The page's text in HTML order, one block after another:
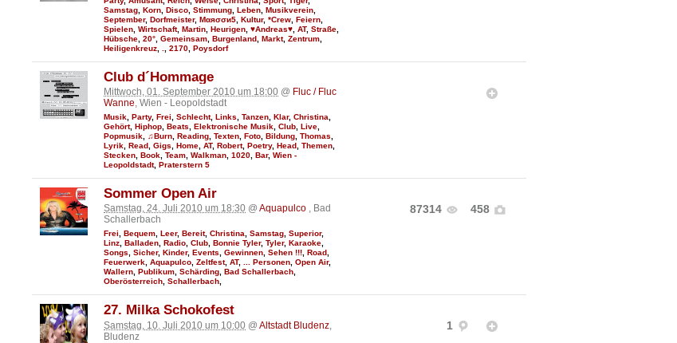
Samstag Korn Disco Stimmung Leben Musikverein
September, Dorfmeister, Мαяσσи5 Kultur, *Crew Feiern
Spielen Wirtschaft, Martin Heurigen ♥Andreas♥ AT, Straße
Hübsche 20° Gemeinsam Burgenland Markt, Zentrum
Heiligenkreuz
2170 Poysdorf
Club d´Hommage
Mittwoch, 01. September 2010 um 18:00 @ Fluc / Fluc
Wanne, Wien - Leopoldstadt
Musik Party, Frei Schlecht, Links Tanzen Klar, Christina
Gehört, Hiphop Beats Elektronische Musik Club Live
Popmusik
♫Burn Reading Texten Foto Bildung Thomas
Lyrik Read Gigs Home AT, Robert, Poetry, Head Themen
Stecken Book Team Walkman 1020 Bar, Wien -
Leopoldstadt, Praterstern 5
87314 458
Sommer Open Air
Samstag, 24. Juli 2010 um 18:30 @ Aquapulco , Bad
Schallerbach
Frei, Bequem, Leer, Bereit, Christina, Samstag, Superior,
Linz, Balladen, Radio, Club, Bonnie Tyler, Tyler, Karaoke,
Songs, Sicher, Kinder, Events, Gewinnen, Sehen !!!, Road,
Feuerwerk, Aquapulco, Zeltfest, AT, ... Personen, Open Air,
Wallern, Publikum, Schärding, Bad Schallerbach,
Oberösterreich, Schallerbach,
1
27. Milka Schokofest
Samstag, 10. Juli 2010 um 10:00 @ Altstadt Bludenz
Bludenz